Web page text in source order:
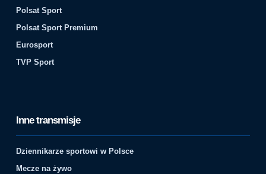
Polsat Sport
Polsat Sport Premium
Eurosport
TVP Sport
Inne transmisje
Dziennikarze sportowi w Polsce
Mecze na żywo